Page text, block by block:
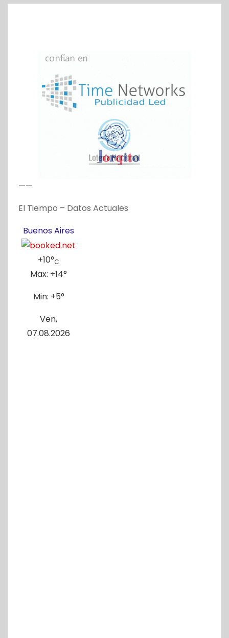
——
El Tiempo – Datos Actuales
Buenos Aires
+10°C
Max: +14°
Min: +5°
Ven,
07.08.2026